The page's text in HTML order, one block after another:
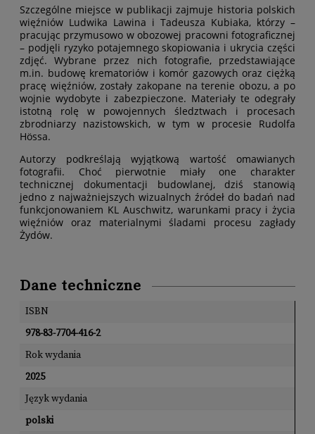
Szczególne miejsce w publikacji zajmuje historia polskich
więźniów Ludwika Lawina i Tadeusza Kubiaka, którzy –
pracując przymusowo w obozowej pracowni fotograficznej
– podjęli ryzyko potajemnego skopiowania i ukrycia części
zdjęć. Wybrane przez nich fotografie, przedstawiające
m.in. budowę krematoriów i komór gazowych oraz ciężką
pracę więźniów, zostały zakopane na terenie obozu, a po
wojnie wydobyte i zabezpieczone. Materiały te odegrały
istotną rolę w powojennych śledztwach i procesach
zbrodniarzy nazistowskich, w tym w procesie Rudolfa
Hössa.
Autorzy podkreślają wyjątkową wartość omawianych
fotografii. Choć pierwotnie miały one charakter
technicznej dokumentacji budowlanej, dziś stanowią
jedno z najważniejszych wizualnych źródeł do badań nad
funkcjonowaniem KL Auschwitz, warunkami pracy i życia
więźniów oraz materialnymi śladami procesu zagłady
Żydów.
Dane techniczne
ISBN
978-83-7704-416-2
Rok wydania
2025
Język wydania
polski